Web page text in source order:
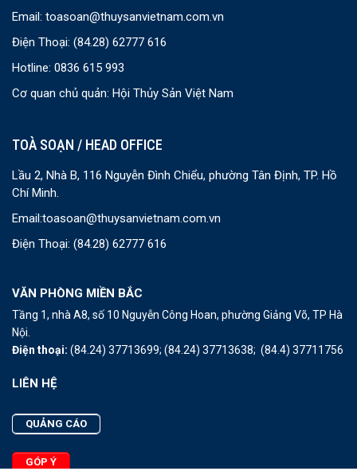
Email: toasoan@thuysanvietnam.com.vn
Điện Thoại: (84.28) 62777 616
Hotline: 0836 615 993
Cơ quan chủ quản: Hội Thủy Sản Việt Nam
TOÀ SOẠN / HEAD OFFICE
Lầu 2, Nhà B, 116 Nguyễn Đình Chiểu, phường Tân Định, TP. Hồ
Chí Minh.
Email:toasoan@thuysanvietnam.com.vn
Điện Thoại: (84.28) 62777 616
VĂN PHÒNG MIỀN BẮC
Tầng 1, nhà A8, số 10 Nguyễn Công Hoan, phường Giảng Võ, TP Hà
Nội.
Điện thoại: (84.24) 37713699; (84.24) 37713638; (84.4) 37711756
LIÊN HỆ
QUẢNG CÁO
GÓP Ý